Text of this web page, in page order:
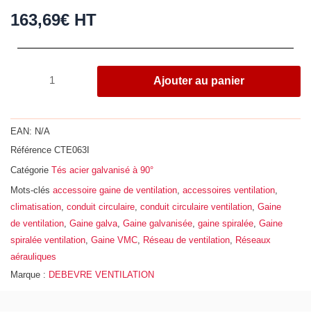
163,69€ HT
à
acier
galvanisé
Z275,
Ø
630
-
160
Ajouter au panier
EAN: N/A
Référence CTE063I
Catégorie Tés acier galvanisé à 90°
Mots-clés accessoire gaine de ventilation accessoires ventilation
climatisation conduit circulaire conduit circulaire ventilation Gaine
de ventilation Gaine galva Gaine galvanisée gaine spiralée Gaine
spiralée ventilation Gaine VMC Réseau de ventilation Réseaux
aérauliques
Marque : DEBEVRE VENTILATION